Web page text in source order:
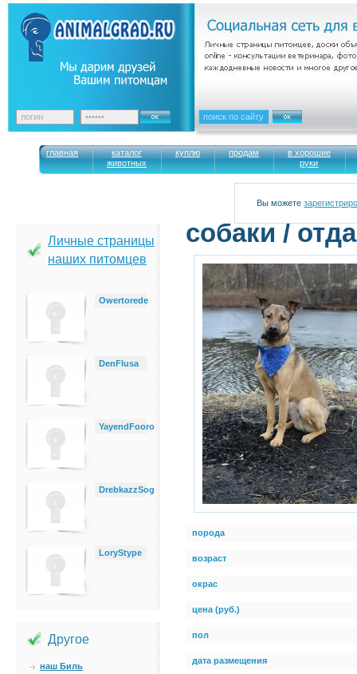
главная
каталог
животных
куплю продам
в хорошие
руки
Вы можете
Личные страницы
наших питомцев
Owertorede
DenFlusa
YayendFooro
DrebkazzSog
LoryStype
Другое
наш Биль
cобаки /
порода
возраст
окрас
цена (руб.)
пол
дата размещения